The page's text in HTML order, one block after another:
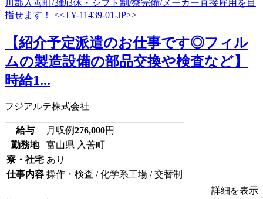
【紹介予定派遣のお仕事です◎フィル
ムの製造設備の部品交換や検査など】
時給1...
フジアルテ株式会社
給与 月収例276,000円
勤務地
富山県 入善町
寮・社宅 あり
仕事内容 操作・検査 / 化学系工場 / 交替制
詳細を表示